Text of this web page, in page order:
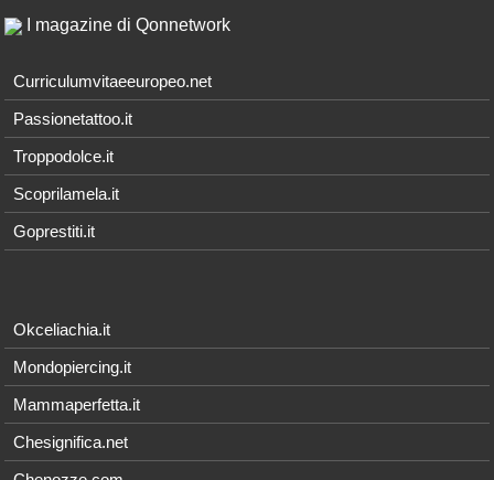
I magazine di Qonnetwork
Curriculumvitaeeuropeo.net
Passionetattoo.it
Troppodolce.it
Scoprilamela.it
Goprestiti.it
Okceliachia.it
Mondopiercing.it
Mammaperfetta.it
Chesignifica.net